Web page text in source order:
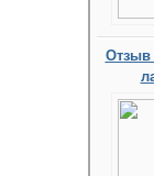
Отзыв